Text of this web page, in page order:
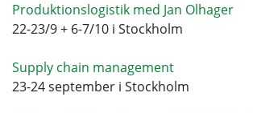
Produktionslogistik med Jan Olhager
22-23/9 + 6-7/10 i Stockholm
Supply chain management
23-24 september i Stockholm